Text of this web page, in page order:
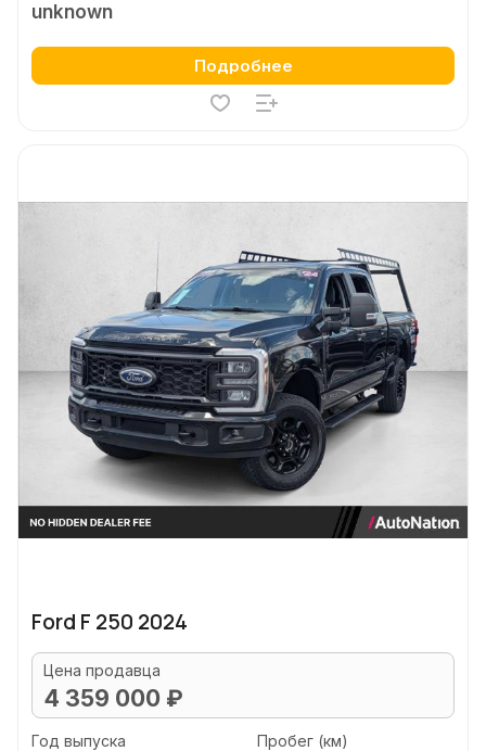
unknown
Подробнее
Ford F 250 2024
Цена продавца
4 359 000 ₽
Год выпуска Пробег (км)